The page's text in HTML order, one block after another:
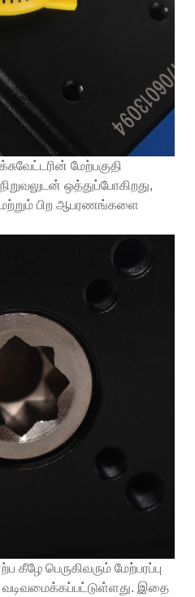
மேற்பகுதி
ஒத்துப்போகிறது,
மற்றும் பிற ஆபரணங்களை
கீழே பெருகிவரும் மேற்பரப்பு
வடிவமைக்கப்பட்டுள்ளது. இதை